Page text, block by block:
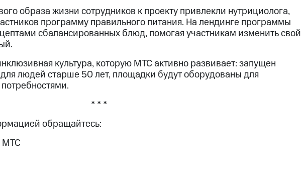
образа жизни сотрудников к проекту привлекли нутрициолога,
программу правильного питания. На лендинге программы
сбалансированных блюд, помогая участникам изменить свой
культура, которую МТС активно развивает: запущен
людей старше 50 лет, площадки будут оборудованы для
* * *
обращайтесь:
МТС